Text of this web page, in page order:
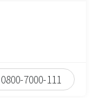
0800-7000-111